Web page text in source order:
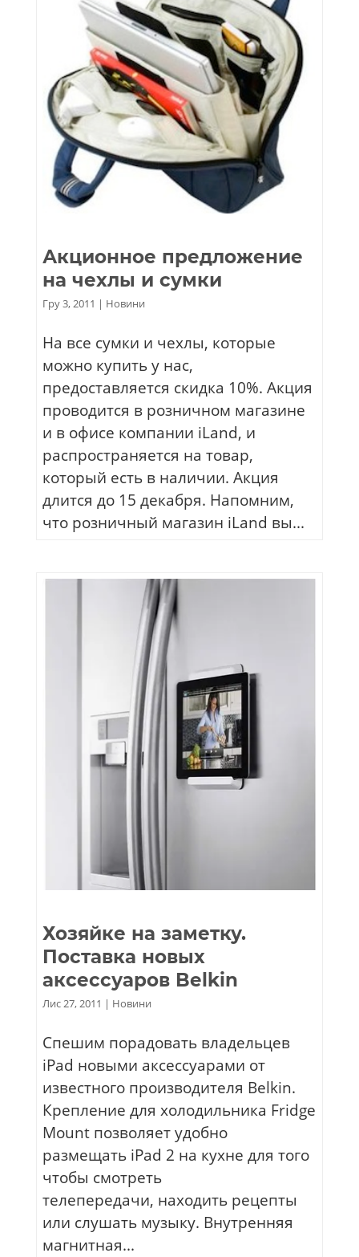
Акционное предложение
на чехлы и сумки
Гру 3, 2011 | Новини
На все сумки и чехлы, которые
можно купить у нас,
предоставляется скидка 10%. Акция
проводится в розничном магазине
и в офисе компании iLand, и
распространяется на товар,
который есть в наличии. Акция
длится до 15 декабря. Напомним,
что розничный магазин iLand вы...
Хозяйке на заметку.
Поставка новых
аксессуаров Belkin
Лис 27, 2011 | Новини
Спешим порадовать владельцев
iPad новыми аксессуарами от
известного производителя Belkin.
Крепление для холодильника Fridge
Mount позволяет удобно
размещать iPad 2 на кухне для того
чтобы смотреть
телепередачи, находить рецепты
или слушать музыку. Внутренняя
магнитная...